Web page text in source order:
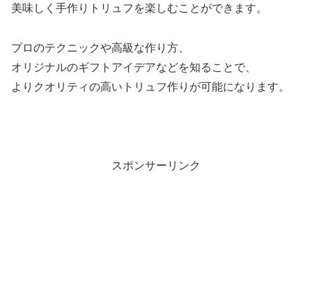
美味しく手作りトリュフを楽しむことができます。
プロのテクニックや高級な作り方、
オリジナルのギフトアイデアなどを知ることで、
よりクオリティの高いトリュフ作りが可能になります。
スポンサーリンク